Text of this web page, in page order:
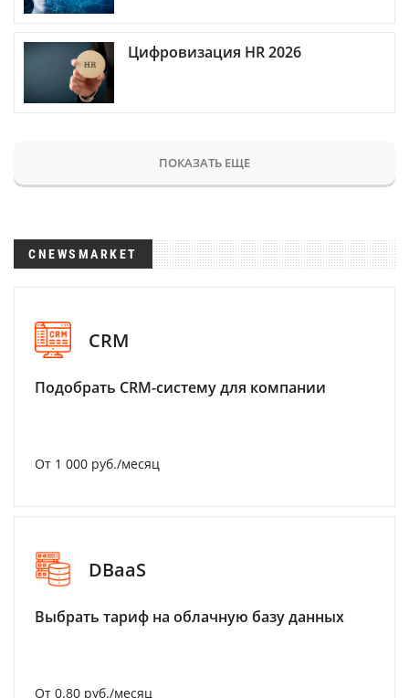
Цифровизация HR 2026
ПОКАЗАТЬ ЕЩЕ
CNEWSMARKET
CRM
Подобрать CRM-систему для компании
От 1 000 руб./месяц
DBaaS
Выбрать тариф на облачную базу данных
От 0.80 руб./месяц